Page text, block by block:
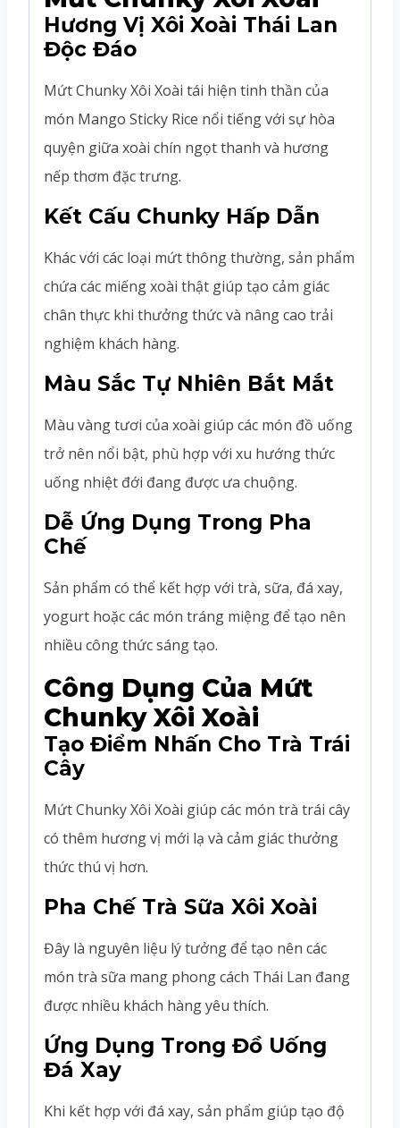
Hương Vị Xôi Xoài Thái Lan
Độc Đáo
Mứt Chunky Xôi Xoài tái hiện tinh thần của
món Mango Sticky Rice nổi tiếng với sự hòa
quyện giữa xoài chín ngọt thanh và hương
nếp thơm đặc trưng.
Kết Cấu Chunky Hấp Dẫn
Khác với các loại mứt thông thường, sản phẩm
chứa các miếng xoài thật giúp tạo cảm giác
chân thực khi thưởng thức và nâng cao trải
nghiệm khách hàng.
Màu Sắc Tự Nhiên Bắt Mắt
Màu vàng tươi của xoài giúp các món đồ uống
trở nên nổi bật, phù hợp với xu hướng thức
uống nhiệt đới đang được ưa chuộng.
Dễ Ứng Dụng Trong Pha
Chế
Sản phẩm có thể kết hợp với trà, sữa, đá xay,
yogurt hoặc các món tráng miệng để tạo nên
nhiều công thức sáng tạo.
Công Dụng Của Mứt
Chunky Xôi Xoài
Tạo Điểm Nhấn Cho Trà Trái
Cây
Mứt Chunky Xôi Xoài giúp các món trà trái cây
có thêm hương vị mới lạ và cảm giác thưởng
thức thú vị hơn.
Pha Chế Trà Sữa Xôi Xoài
Đây là nguyên liệu lý tưởng để tạo nên các
món trà sữa mang phong cách Thái Lan đang
được nhiều khách hàng yêu thích.
Ứng Dụng Trong Đồ Uống
Đá Xay
Khi kết hợp với đá xay, sản phẩm giúp tạo độ